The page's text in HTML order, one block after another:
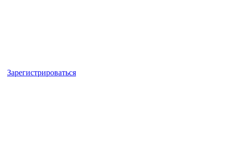
Зарегистрироваться